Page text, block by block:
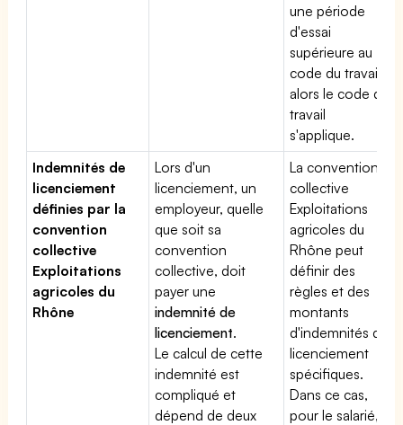
une période
d'essai
supérieure au
code du travail,
alors le code du
travail
s'applique.
Indemnités de
licenciement
définies par la
convention
collective
Exploitations
agricoles du
Rhône
Lors d'un
licenciement, un
employeur, quelle
que soit sa
convention
collective, doit
payer une
indemnité de
licenciement.
Le calcul de cette
indemnité est
compliqué et
dépend de deux
La convention
collective
Exploitations
agricoles du
Rhône peut
définir des
règles et des
montants
d'indemnités de
licenciement
spécifiques.
Dans ce cas,
pour le salarié,